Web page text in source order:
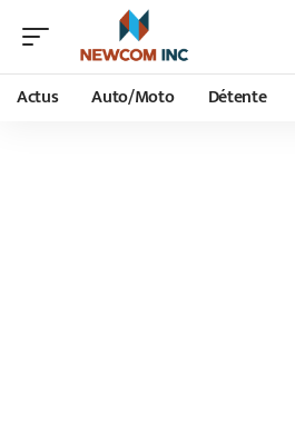
Actus Auto/Moto Détente